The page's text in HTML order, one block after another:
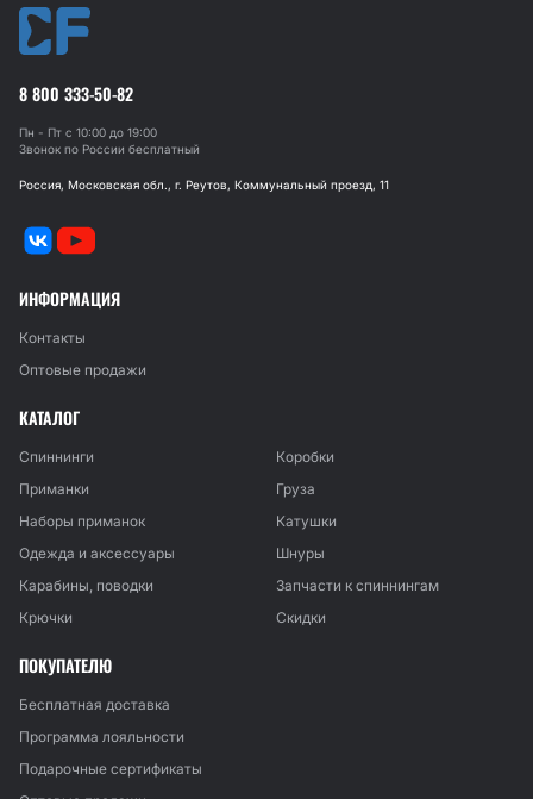
8 800 333-50-82
Пн - Пт с 10:00 до 19:00
Звонок по России бесплатный
Россия, Московская обл., г. Реутов, Коммунальный проезд, 11
ИНФОРМАЦИЯ
Контакты
Оптовые продажи
КАТАЛОГ
Спиннинги
Коробки
Приманки
Груза
Наборы приманок
Катушки
Одежда и аксессуары
Шнуры
Карабины, поводки
Запчасти к спиннингам
Крючки
Скидки
ПОКУПАТЕЛЮ
Бесплатная доставка
Программа лояльности
Подарочные сертификаты